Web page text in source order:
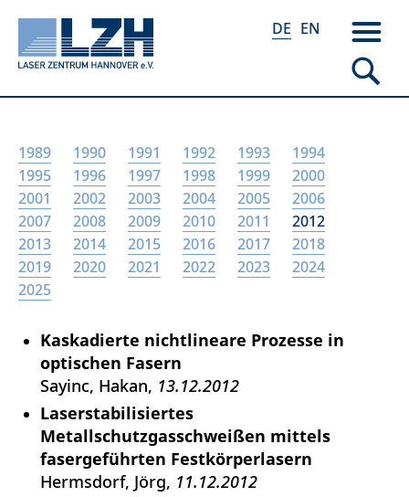
Direkt
zum
Inhalt
DE EN
1989 1990 1991 1992 1993
1994
1995
1996 1997 1998 1999
2000
2001
2002 2003 2004 2005
2006
2007
2008 2009 2010 2011
2012
2013
2014 2015 2016 2017
2018
2019
2020 2021 2022 2023
2024
2025
Kaskadierte nichtlineare Prozesse in
optischen Fasern
Sayinc, Hakan 13.12.2012
Laserstabilisiertes
Metallschutzgasschweißen mittels
fasergeführten Festkörperlasern
Hermsdorf, Jörg 11.12.2012